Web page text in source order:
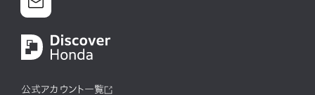
公式アカウント一覧